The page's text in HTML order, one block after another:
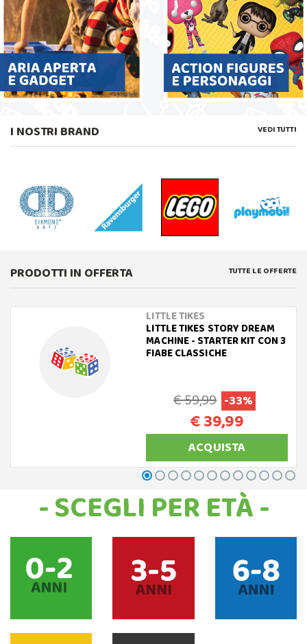
I NOSTRI BRAND VEDI TUTTI
PRODOTTI IN OFFERTA TUTTE LE OFFERTE
LITTLE TIKES
LITTLE TIKES STORY DREAM
MACHINE - STARTER KIT CON 3
FIABE CLASSICHE
€ 59,99 -33%
€ 39,99
ACQUISTA
- SCEGLI PER ETÀ -